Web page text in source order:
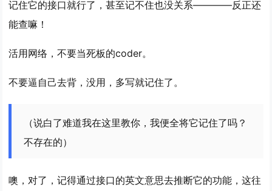
记住它的接口就行了，甚至记不住也没关系————反正还
能查嘛！
活用网络，不要当死板的coder。
不要逼自己去背，没用，多写就记住了。
（说白了难道我在这里教你，我便全将它记住了吗？
不存在的）
噢，对了，记得通过接口的英文意思去推断它的功能，这往